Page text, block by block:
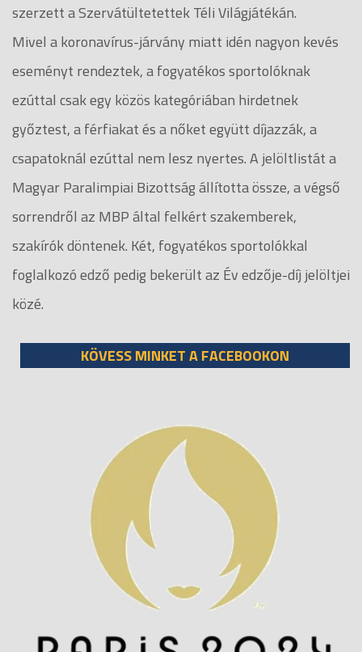
szerzett a Szervátültetettek Téli Világjátékán.
Mivel a koronavírus-járvány miatt idén nagyon kevés
eseményt rendeztek, a fogyatékos sportolóknak
ezúttal csak egy közös kategóriában hirdetnek
győztest, a férfiakat és a nőket együtt díjazzák, a
csapatoknál ezúttal nem lesz nyertes. A jelöltlistát a
Magyar Paralimpiai Bizottság állította össze, a végső
sorrendről az MBP által felkért szakemberek,
szakírók döntenek. Két, fogyatékos sportolókkal
foglalkozó edző pedig bekerült az Év edzője-díj jelöltjei
közé.
KÖVESS MINKET A FACEBOOKON